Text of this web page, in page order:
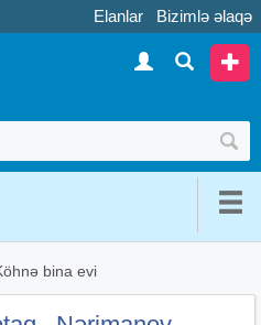
Elanlar Bizimlə əlaqə
bina evi